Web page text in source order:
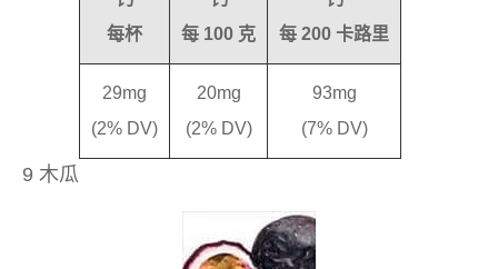
9 木瓜
每杯
每 100 克
每 200 卡路里
29mg
(2% DV)
20mg
(2% DV)
93mg
(7% DV)